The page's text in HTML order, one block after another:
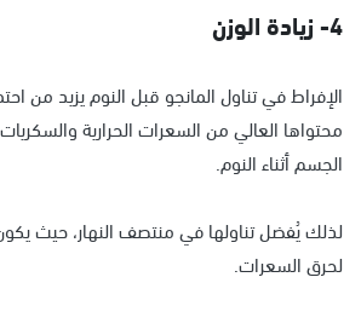
4- زيادة الوزن
الإفراط في تناول المانجو قبل النوم يزيد من
محتواها العالي من السعرات الحرارية
الجسم أثناء النوم.
لذلك يُفضل تناولها في منتصف النهار، حيث
لحرق السعرات.